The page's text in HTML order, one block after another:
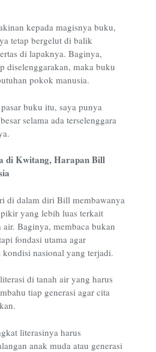
kepada magisnya buku,
tetap bergelut di balik
di lapaknya. Baginya,
diselenggarakan, maka buku
pokok manusia.
buku itu, saya punya
selama ada terselenggara
di Kwitang, Harapan Bill
di dalam diri Bill membawanya
yang lebih luas terkait
Baginya, membaca bukan
fondasi utama agar
kondisi nasional yang terjadi.
di tanah air yang harus
tiap generasi agar cita
literasinya harus
anak muda atau generasi